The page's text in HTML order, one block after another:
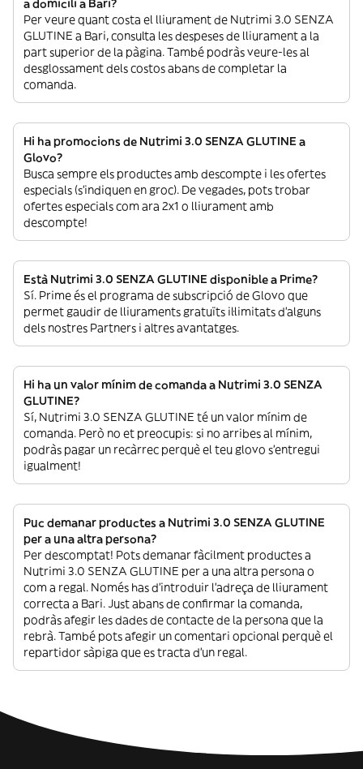
Per veure quant costa el lliurament de Nutrimi 3.0 SENZA
GLUTINE a Bari, consulta les despeses de lliurament a la
part superior de la pàgina. També podràs veure-les al
desglossament dels costos abans de completar la
comanda.
Hi ha promocions de Nutrimi 3.0 SENZA GLUTINE a
Glovo?
Busca sempre els productes amb descompte i les ofertes
especials (s’indiquen en groc). De vegades, pots trobar
ofertes especials com ara 2x1 o lliurament amb
descompte!
Està Nutrimi 3.0 SENZA GLUTINE disponible a Prime?
Sí. Prime és el programa de subscripció de Glovo que
permet gaudir de lliuraments gratuïts il·limitats d’alguns
dels nostres Partners i altres avantatges.
Hi ha un valor mínim de comanda a Nutrimi 3.0 SENZA
GLUTINE?
Sí, Nutrimi 3.0 SENZA GLUTINE té un valor mínim de
comanda. Però no et preocupis: si no arribes al mínim,
podràs pagar un recàrrec perquè el teu glovo s’entregui
igualment!
Puc demanar productes a Nutrimi 3.0 SENZA GLUTINE
per a una altra persona?
Per descomptat! Pots demanar fàcilment productes a
Nutrimi 3.0 SENZA GLUTINE per a una altra persona o
com a regal. Només has d’introduir l’adreça de lliurament
correcta a Bari. Just abans de confirmar la comanda,
podràs afegir les dades de contacte de la persona que la
rebrà. També pots afegir un comentari opcional perquè el
repartidor sàpiga que es tracta d’un regal.